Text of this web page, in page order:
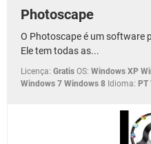
Photoscape
O Photoscape é um software
Ele tem todas as...
Licença: Gratis OS: Windows XP
Windows 7 Windows 8 Idioma: PT